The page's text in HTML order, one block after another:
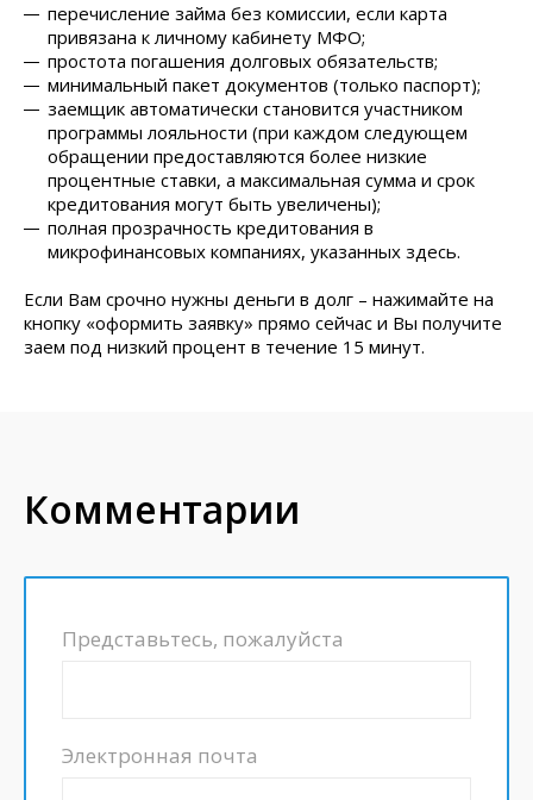
перечисление займа без комиссии, если карта
привязана к личному кабинету МФО;
простота погашения долговых обязательств;
минимальный пакет документов (только паспорт);
заемщик автоматически становится участником
программы лояльности (при каждом следующем
обращении предоставляются более низкие
процентные ставки, а максимальная сумма и срок
кредитования могут быть увеличены);
полная прозрачность кредитования в
микрофинансовых компаниях, указанных здесь.
Если Вам срочно нужны деньги в долг – нажимайте на
кнопку «оформить заявку» прямо сейчас и Вы получите
заем под низкий процент в течение 15 минут.
Комментарии
Представьтесь, пожалуйста
Электронная почта